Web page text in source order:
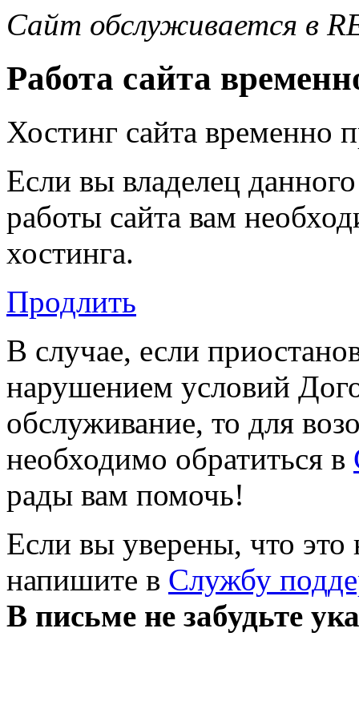
Сайт обслуживается в
Работа сайта
Хостинг сайта временно
Если вы владелец
работы сайта вам
хостинга.
Продлить
В случае, если
нарушением условий
обслуживание, то для
необходимо обратиться в
рады вам помочь!
Если вы уверены, что
напишите в Службу
В письме не забудьте